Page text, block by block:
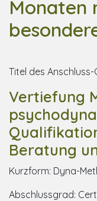
Monaten
Titel des Anschluss-
Vertiefung
Beratung
Kurzform: Dyna-
Abschlussgrad: